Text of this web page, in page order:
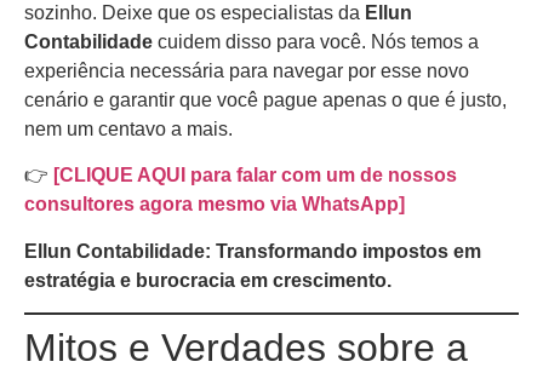
sozinho. Deixe que os especialistas da Ellun
Contabilidade cuidem disso para você. Nós temos a
experiência necessária para navegar por esse novo
cenário e garantir que você pague apenas o que é justo,
nem um centavo a mais.
👉 [CLIQUE AQUI para falar com um de nossos
consultores agora mesmo via WhatsApp]
Ellun Contabilidade: Transformando impostos em
estratégia e burocracia em crescimento.
Mitos e Verdades sobre a